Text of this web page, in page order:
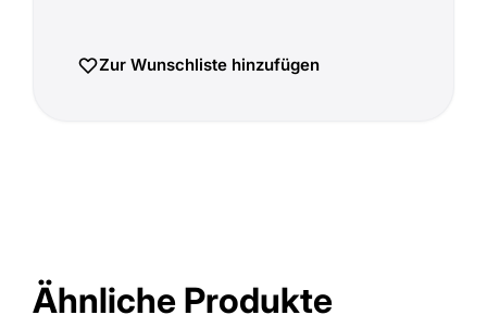
Zur Wunschliste hinzufügen
Ähnliche Produkte